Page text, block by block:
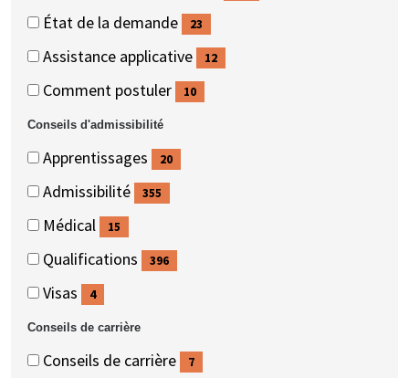
(113État de la demande
(23
23
Assistance applicative
(12
12
Comment postuler
(10
10
Conseils d'admissibilité
Conseils
d'admissibilité
Conseils
d'admissibilité
Apprentissages
(20
20
Admissibilité
(355
355
Médical
(15
éléments)
15
Qualifications
(396
éléments)
396
Visas
(4
4
Conseils de carrière
Conseils
Conseils
Conseils de carrière
7